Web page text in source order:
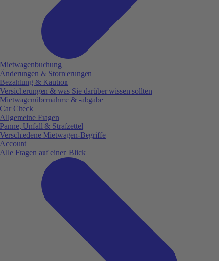
Mietwagenbuchung
Änderungen & Stornierungen
Bezahlung & Kaution
Versicherungen & was Sie darüber wissen sollten
Mietwagenübernahme & -abgabe
Car Check
Allgemeine Fragen
Panne, Unfall & Strafzettel
Verschiedene Mietwagen-Begriffe
Account
Alle Fragen auf einen Blick